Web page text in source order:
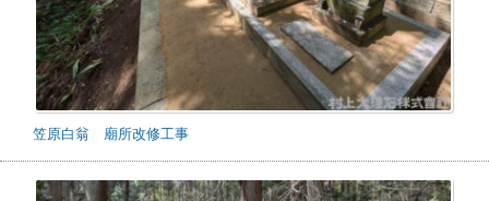
笠原白翁 廟所改修工事